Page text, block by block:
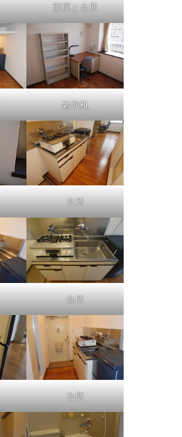
部屋と台所
勉強机
台所
台所
台所